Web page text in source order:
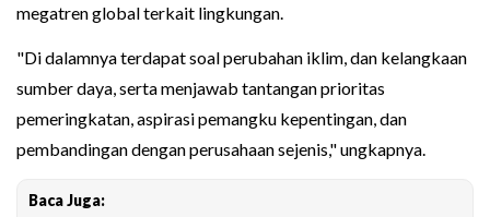
megatren global terkait lingkungan.
"Di dalamnya terdapat soal perubahan iklim, dan kelangkaan
sumber daya, serta menjawab tantangan prioritas
pemeringkatan, aspirasi pemangku kepentingan, dan
pembandingan dengan perusahaan sejenis," ungkapnya.
Baca Juga: